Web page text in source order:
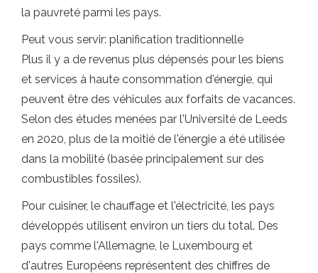
la pauvreté parmi les pays.
Peut vous servir: planification traditionnelle
Plus il y a de revenus plus dépensés pour les biens
et services à haute consommation d'énergie, qui
peuvent être des véhicules aux forfaits de vacances.
Selon des études menées par l'Université de Leeds
en 2020, plus de la moitié de l'énergie a été utilisée
dans la mobilité (basée principalement sur des
combustibles fossiles).
Pour cuisiner, le chauffage et l'électricité, les pays
développés utilisent environ un tiers du total. Des
pays comme l'Allemagne, le Luxembourg et
d'autres Européens représentent des chiffres de